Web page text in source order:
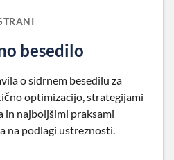
besedilo
o sidrnem besedilu za
optimizacijo, strategijami
in najboljšimi praksami
na podlagi ustreznosti.